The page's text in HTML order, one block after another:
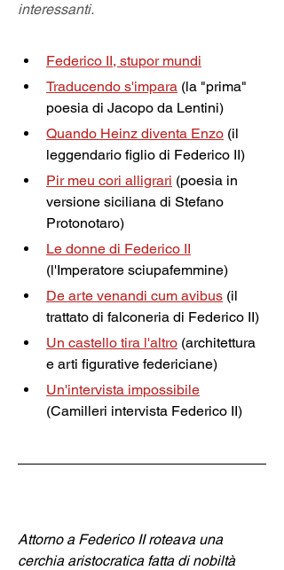
interessanti.
Federico II, stupor mundi
Traducendo s'impara (la "prima"
poesia di Jacopo da Lentini)
Quando Heinz diventa Enzo (il
leggendario figlio di Federico II)
Pir meu cori alligrari (poesia in
versione siciliana di Stefano
Protonotaro)
Le donne di Federico II
(l'Imperatore sciupafemmine)
De arte venandi cum avibus (il
trattato di falconeria di Federico II)
Un castello tira l'altro (architettura
e arti figurative federiciane)
Un'intervista impossibile
(Camilleri intervista Federico II)
Attorno a Federico II roteava una
cerchia aristocratica fatta di nobiltà